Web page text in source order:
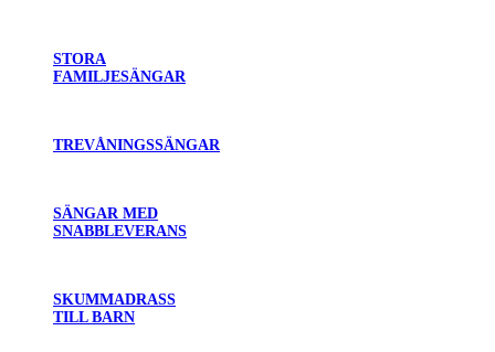
STORA
FAMILJESÄNGAR
TREVÅNINGSSÄNGAR
SÄNGAR MED
SNABBLEVERANS
SKUMMADRASS
TILL BARN